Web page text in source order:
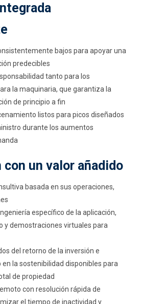
bajos para apoyar una
predecibles
tanto para los
la maquinaria, que garantiza la
de principio a fin
listos para picos diseñados
durante los aumentos
con un valor añadido
basada en sus operaciones,
específico de la aplicación,
y demostraciones virtuales para
del retorno de la inversión e
la sostenibilidad disponibles para
de propiedad
con resolución rápida de
el tiempo de inactividad y